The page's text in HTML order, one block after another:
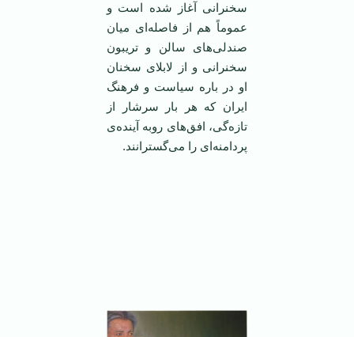
سخنرانی آغاز شده است و
عموماً هم از فاصله‌ای میان
صندلی‌های سالن و تریبون
سخنرانی و از لابلای سخنان
او در باره سیاست و فرهنگ
ایران که هر بار سرشار از
تازه‌گی، افق‌های روبه آینده‌ی
پردامنه‌ای را می‌گسترانند.